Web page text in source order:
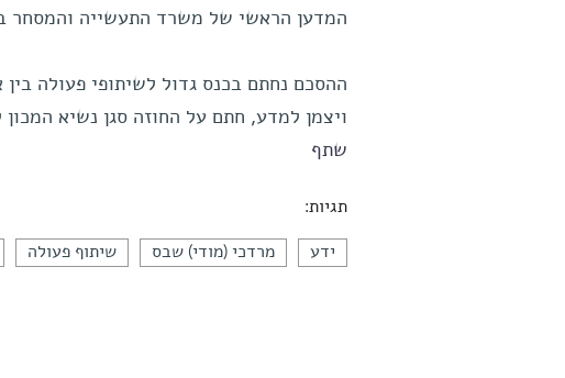
המדען הראשי של משרד התעשייה והמסחר
ההסכם נחתם בכנס גדול לשיתופי פעולה
ויצמן למדע, חתם על החוזה סגן נשיא
שתף
תגיות:
ידע מרדכי (מודי) שבס שיתוף פעולה